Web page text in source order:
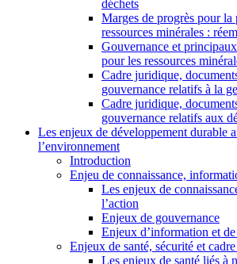
déchets
Marges de progrès pour la
ressources minérales :
Gouvernance et
pour les ressources
Cadre juridique,
gouvernance relatifs à la
Cadre juridique,
gouvernance relatifs aux
Les enjeux de développement durable
l’environnement
Introduction
Enjeu de connaissance,
Les enjeux de
l’action
Enjeux de gouvernance
Enjeux d’information et
Enjeux de santé, sécurité et
Les enjeux de santé liés à